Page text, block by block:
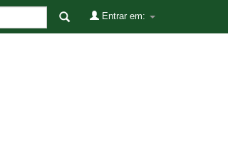
Entrar em: